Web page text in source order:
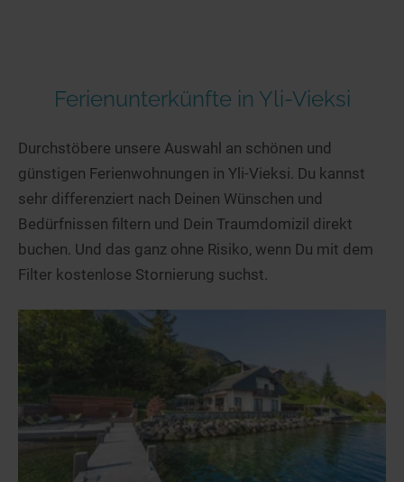
Ferienunterkünfte in Yli-Vieksi
Durchstöbere unsere Auswahl an schönen und
günstigen Ferienwohnungen in Yli-Vieksi. Du kannst
sehr differenziert nach Deinen Wünschen und
Bedürfnissen filtern und Dein Traumdomizil direkt
buchen. Und das ganz ohne Risiko, wenn Du mit dem
Filter kostenlose Stornierung suchst.